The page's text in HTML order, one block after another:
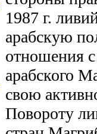
1987 г.
арабскую
отношения с
арабского
свою
Повороту